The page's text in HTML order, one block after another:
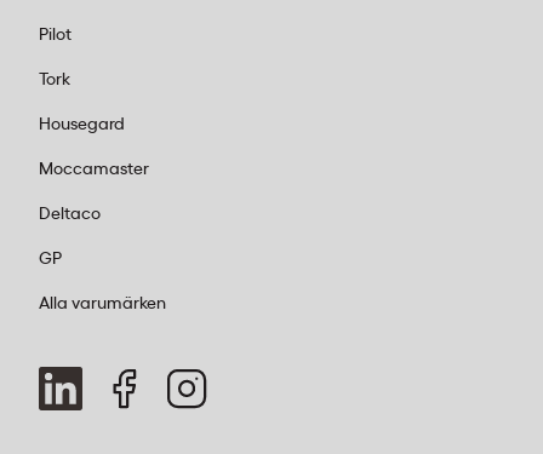
Pilot
Tork
Housegard
Moccamaster
Deltaco
GP
Alla varumärken